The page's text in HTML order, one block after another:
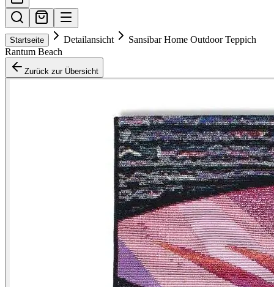
Startseite Detailansicht
Sansibar Home Outdoor Teppich
Rantum Beach
Zurück zur Übersicht